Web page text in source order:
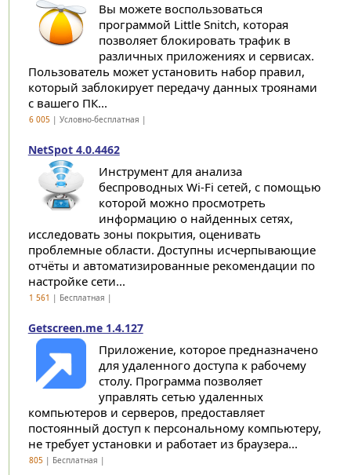
Вы можете воспользоваться
программой Little Snitch, которая
позволяет блокировать трафик в
различных приложениях и сервисах.
Пользователь может установить набор правил,
который заблокирует передачу данных троянами
с вашего ПК...
6 005| Условно-бесплатная |
NetSpot 4.0.4462
Инструмент для анализа
беспроводных Wi-Fi сетей, с помощью
которой можно просмотреть
информацию о найденных сетях,
исследовать зоны покрытия, оценивать
проблемные области. Доступны исчерпывающие
отчёты и автоматизированные рекомендации по
настройке сети...
1 561 | Бесплатная |
Getscreen.me 1.4.127
Приложение, которое предназначено
для удаленного доступа к рабочему
столу. Программа позволяет
управлять сетью удаленных
компьютеров и серверов, предоставляет
постоянный доступ к персональному компьютеру,
не требует установки и работает из браузера...
805| Бесплатная |